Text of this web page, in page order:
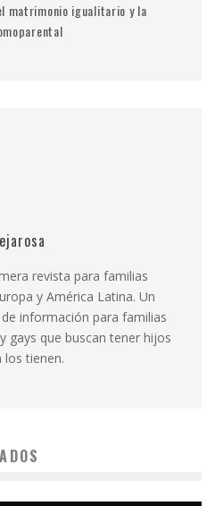
matrimonio igualitario y la
revista para familias
y América Latina. Un
información para familias
gays que buscan tener hijos
los tienen.